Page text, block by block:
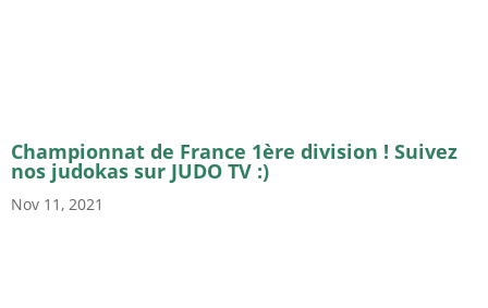
Championnat de France 1ère division ! Suivez
nos judokas sur JUDO TV :)
Nov 11, 2021